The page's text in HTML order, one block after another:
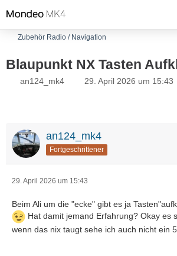
Zubehör Radio / Navigation
Blaupunkt NX Tasten
an124_mk4 29. April 2026 um 15:43
an124_mk4
Fortgeschrittener
29. April 2026 um 15:43
Beim Ali um die "ecke" gibt es ja
Hat damit jemand Erfahrung? Okay es
wenn das nix taugt sehe ich auch nicht ein